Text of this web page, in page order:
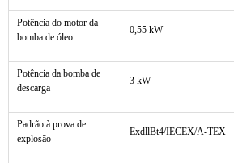
Potência do motor da
bomba de óleo
0,55 kW
Potência da bomba de
descarga
3 kW
Padrão à prova de
explosão
ExdllBt4/IECEX/A-TEX